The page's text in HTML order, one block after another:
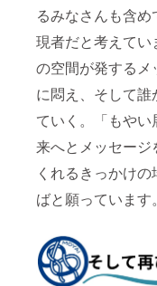
るみなさんも含め
現者だと考えてい
の空間が発するメ
に悶え、そして誰
ていく。「もやい
来へとメッセージ
くれるきっかけ
ばと願っています。